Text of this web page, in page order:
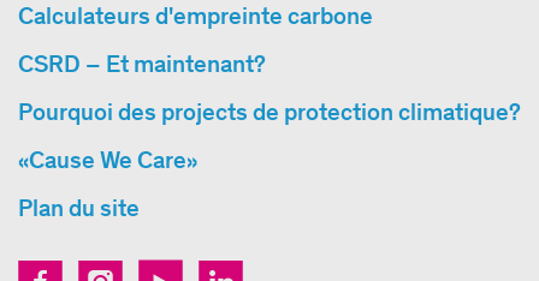
Calculateurs d'empreinte carbone
CSRD – Et maintenant?
Pourquoi des projects de protection climatique?
«Cause We Care»
Plan du site